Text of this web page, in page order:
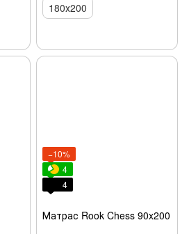
180х200
−10%
4
4
Матрас Rook Chess 90x200